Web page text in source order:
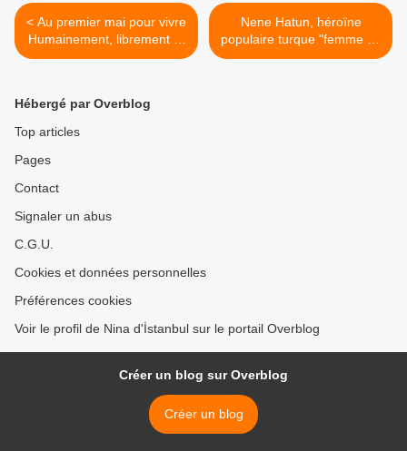
< Au premier mai pour vivre
Humainement, librement et
fraternellement.
Nene Hatun, héroïne
populaire turque "femme de
l'année 1955" >
Hébergé par Overblog
Top articles
Pages
Contact
Signaler un abus
C.G.U.
Cookies et données personnelles
Préférences cookies
Voir le profil de Nina d'İstanbul sur le portail Overblog
Créer un blog sur Overblog
Créer un blog